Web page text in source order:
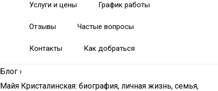
Услуги и цены График работы
Отзывы Частые вопросы
Контакты Как добраться
Блог ›
Майя Кристалинская: биография, личная жизнь, семья,